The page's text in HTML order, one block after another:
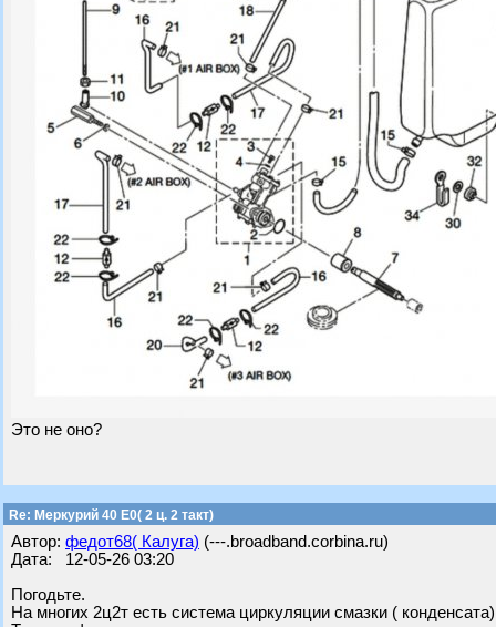
Это не оно?
Re: Меркурий 40 Е0( 2 ц. 2 такт)
Автор: федот68( Калуга) (---.broadband.corbina.ru)
Дата: 12-05-26 03:20
Погодьте.
На многих 2ц2т есть система циркуляции смазки (